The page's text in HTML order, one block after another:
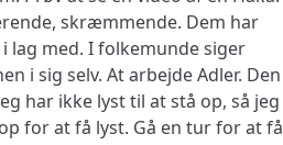
skræmmende. Dem har
lag med. I folkemunde siger
i sig selv. At arbejde Adler. Den
har ikke lyst til at stå op, så jeg
for at få lyst. Gå en tur for at få